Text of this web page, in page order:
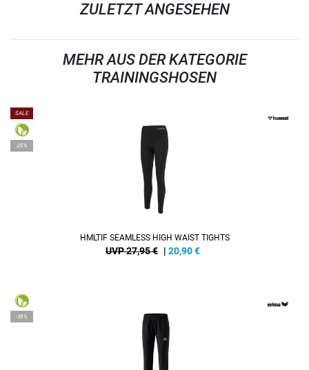
ZULETZT ANGESEHEN
MEHR AUS DER KATEGORIE
TRAININGSHOSEN
SALE
-25%
HMLTIF SEAMLESS HIGH WAIST TIGHTS
UVP 27,95 € | 20,90€
-38%